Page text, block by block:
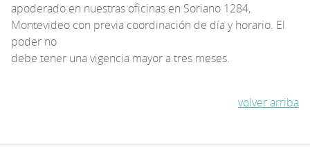
apoderado en nuestras oficinas en Soriano 1284,
Montevideo con previa coordinación de día y horario. El
poder no
debe tener una vigencia mayor a tres meses.
volver arriba